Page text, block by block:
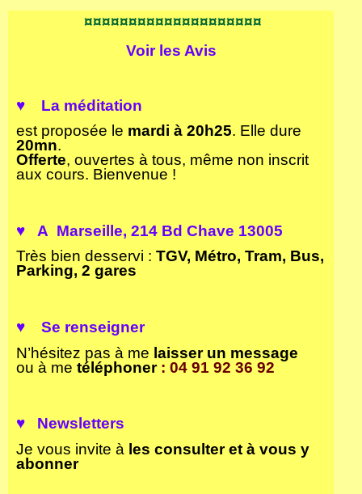
¤¤¤¤¤¤¤¤¤¤¤¤¤¤¤¤¤¤¤¤
Voir les Avis
♥ La méditation
est proposée le mardi à 20h25. Elle dure
20mn.
Offerte, ouvertes à tous, même non inscrit
aux cours. Bienvenue !
♥ A Marseille, 214 Bd Chave 13005
Très bien desservi : TGV, Métro, Tram, Bus,
Parking, 2 gares
♥ Se renseigner
N’hésitez pas à me laisser un message
ou à me téléphoner: 04 91 92 36 92
♥ Newsletters
Je vous invite à les consulter et à vous y
abonner